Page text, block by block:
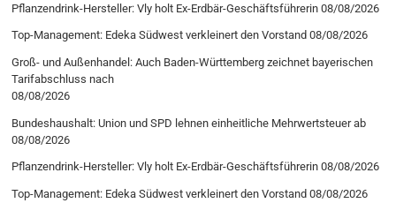
Pflanzendrink-Hersteller: Vly holt Ex-Erdbär-Geschäftsführerin 08/08/2026
Top-Management: Edeka Südwest verkleinert den Vorstand 08/08/2026
Groß- und Außenhandel: Auch Baden-Württemberg zeichnet bayerischen
Tarifabschluss nach
08/08/2026
Bundeshaushalt: Union und SPD lehnen einheitliche Mehrwertsteuer ab
08/08/2026
Pflanzendrink-Hersteller: Vly holt Ex-Erdbär-Geschäftsführerin 08/08/2026
Top-Management: Edeka Südwest verkleinert den Vorstand 08/08/2026